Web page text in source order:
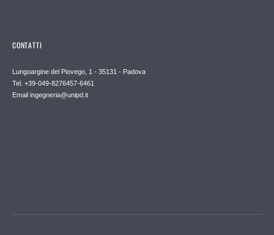
CONTATTI
Lungoargine del Piovego, 1 - 35131 - Padova
Tel. +39-049-8276457-6461
Email ingegneria@unipd.it